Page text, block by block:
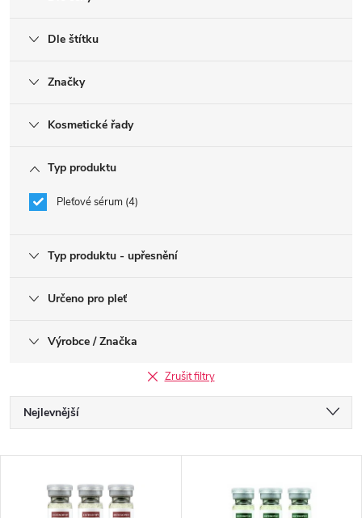
Dle štítku
Značky
Kosmetické řady
Typ produktu
Pleťové sérum 4
Typ produktu - upřesnění
Určeno pro pleť
Výrobce / Značka
Zrušit filtry
Ř
a
Nejlevnější
Abecedně